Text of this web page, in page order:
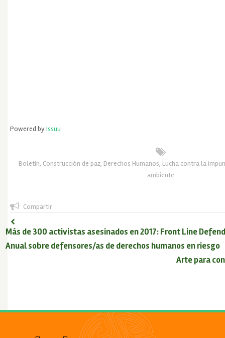
Powered byIssuu
Boletín, Construcción de paz, Derechos Humanos, Lucha contra la
ambiente
Compartir
Más de 300 activistas asesinados en 2017: Front Line
Anual sobre defensores/as de derechos humanos en riesgo
Arte para